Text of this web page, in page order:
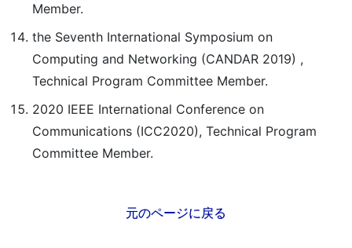
Member.
the Seventh International Symposium on
Computing and Networking (CANDAR 2019) ,
Technical Program Committee Member.
2020 IEEE International Conference on
Communications (ICC2020), Technical Program
Committee Member.
元のページに戻る